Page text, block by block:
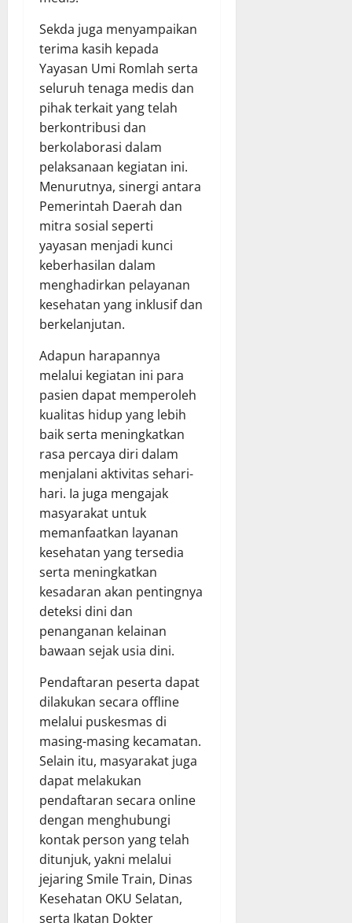
Sekda juga menyampaikan
terima kasih kepada
Yayasan Umi Romlah serta
seluruh tenaga medis dan
pihak terkait yang telah
berkontribusi dan
berkolaborasi dalam
pelaksanaan kegiatan ini.
Menurutnya, sinergi antara
Pemerintah Daerah dan
mitra sosial seperti
yayasan menjadi kunci
keberhasilan dalam
menghadirkan pelayanan
kesehatan yang inklusif dan
berkelanjutan.
Adapun harapannya
melalui kegiatan ini para
pasien dapat memperoleh
kualitas hidup yang lebih
baik serta meningkatkan
rasa percaya diri dalam
menjalani aktivitas sehari-
hari. Ia juga mengajak
masyarakat untuk
memanfaatkan layanan
kesehatan yang tersedia
serta meningkatkan
kesadaran akan pentingnya
deteksi dini dan
penanganan kelainan
bawaan sejak usia dini.
Pendaftaran peserta dapat
dilakukan secara offline
melalui puskesmas di
masing-masing kecamatan.
Selain itu, masyarakat juga
dapat melakukan
pendaftaran secara online
dengan menghubungi
kontak person yang telah
ditunjuk, yakni melalui
jejaring Smile Train, Dinas
Kesehatan OKU Selatan,
serta Ikatan Dokter